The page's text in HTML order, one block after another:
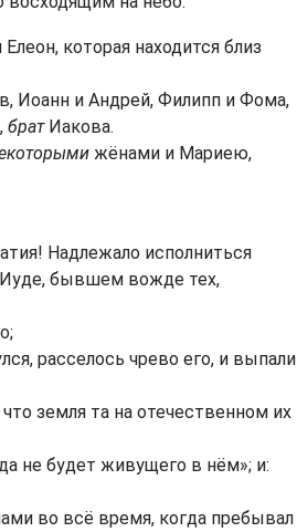
которая находится близ
Иоанн и Андрей, Филипп и Фома,
братИакова.
жёнами и Мариею,
Надлежало исполниться
Иуде, бывшем вожде тех,
расселось чрево его, и выпали
земля та на отечественном их
не будет живущего в нём»; и:
во всё время, когда пребывал